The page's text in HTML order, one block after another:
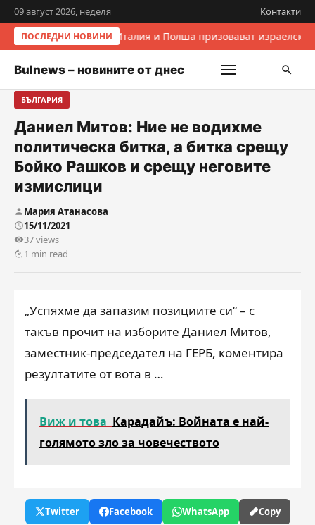
09 август 2026, неделя Контакти
ПОСЛЕДНИ НОВИНИ Италия и Полша призовават
Bulnews – новините от днес
БЪЛГАРИЯ
Даниел Митов: Ние не водихме
политическа битка, а битка срещу
Бойко Рашков и срещу неговите
измислици
Мария Атанасова
15/11/2021
37 views
1 min read
„Успяхме да запазим позициите си“ – с
такъв прочит на изборите Даниел Митов,
заместник-председател на ГЕРБ, коментира
резултатите от вота в …
Виж и това Карадайъ: Войната е най-
голямото зло за човечеството
Twitter Facebook WhatsApp Copy